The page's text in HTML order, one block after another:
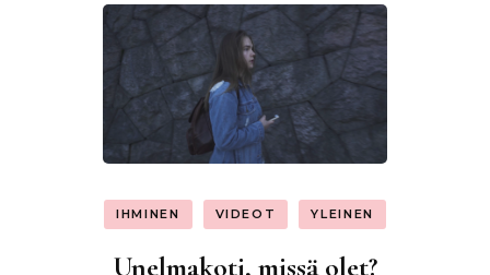
IHMINEN VIDEOT YLEINEN
Unelmakoti, missä olet?